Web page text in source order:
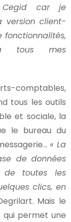
Cegid car je
version client-
fonctionnalités,
tous mes
comptables,
tous les outils
et sociale, la
le bureau du
« La
de données
toutes les
clics, en
Mais le
qui permet une